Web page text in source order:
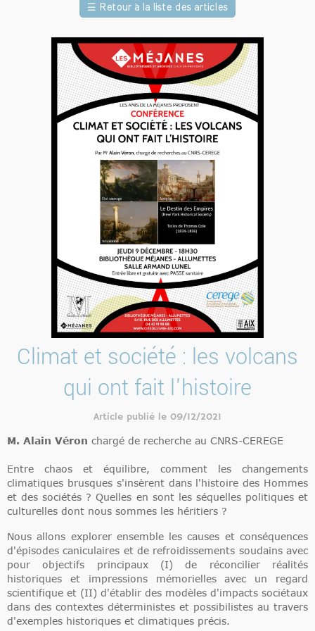
☰ Retour à la liste des articles
Climat et société : les volcans
qui ont fait l'histoire
Article publié le 09/12/2021
M. Alain Véron chargé de recherche au CNRS-CEREGE
Entre chaos et équilibre, comment les changements
climatiques brusques s'insèrent dans l'histoire des Hommes
et des sociétés ? Quelles en sont les séquelles politiques et
culturelles dont nous sommes les héritiers ?
Nous allons explorer ensemble les causes et conséquences
d'épisodes caniculaires et de refroidissements soudains avec
pour objectifs principaux (I) de réconcilier réalités
historiques et impressions mémorielles avec un regard
scientifique et (II) d'établir des modèles d'impacts sociétaux
dans des contextes déterministes et possibilistes au travers
d'exemples historiques et climatiques précis.